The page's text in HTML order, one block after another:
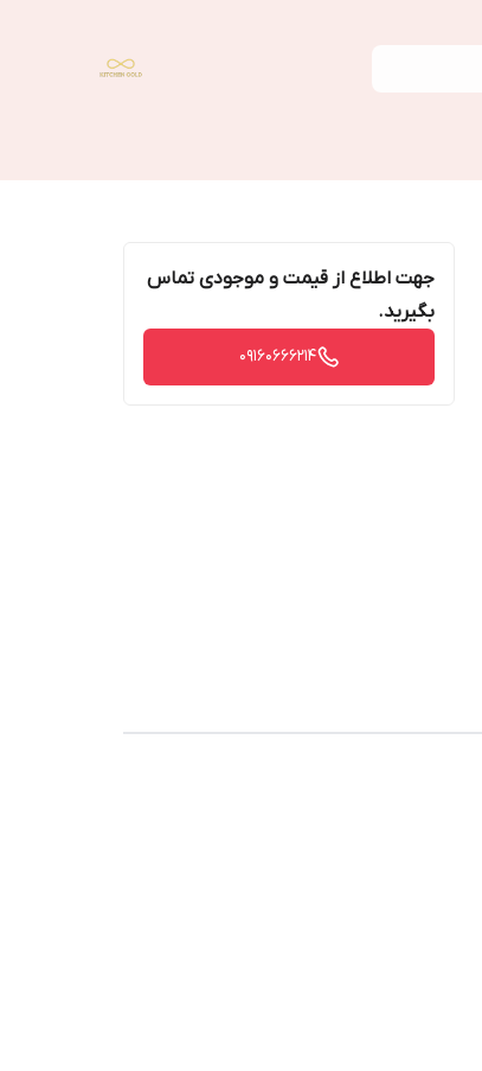
جهت اطلاع از قیمت و موجودی تماس
بگیرید.
09160666214